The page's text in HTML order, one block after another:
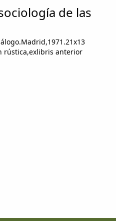
de las
rústica,exlibris anterior